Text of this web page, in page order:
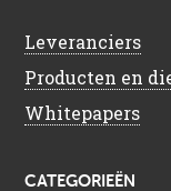
Leveranciers
Producten en
Whitepapers
CATEGORIEËN